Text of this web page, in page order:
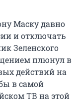
Маску давно
и отключать
Зеленского
плюнул в
действий на
в самой
ТВ на этой